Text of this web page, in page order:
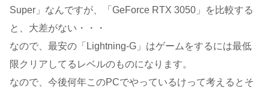
Super」なんですが、「GeForce RTX 3050」を比較する
と、大差がない・・・
なので、最安の「Lightning-G」はゲームをするには最低
限クリアしてるレベルのものになります。
なので、今後何年このPCでやっているけって考えるとそ